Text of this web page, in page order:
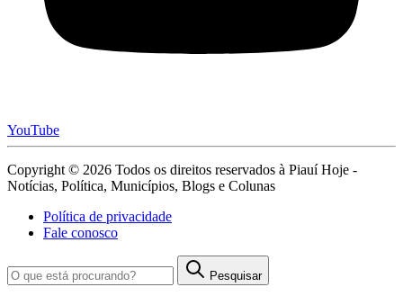
YouTube
Copyright © 2026 Todos os direitos reservados à Piauí Hoje -
Notícias, Política, Municípios, Blogs e Colunas
Política de privacidade
Fale conosco
Pesquisar